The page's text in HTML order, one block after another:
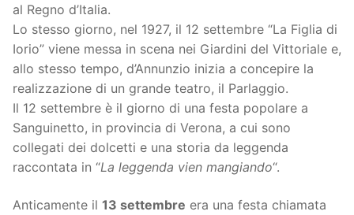
al Regno d’Italia.
Lo stesso giorno, nel 1927, il 12 settembre “La Figlia di
Iorio” viene messa in scena nei Giardini del Vittoriale e,
allo stesso tempo, d’Annunzio inizia a concepire la
realizzazione di un grande teatro, il Parlaggio.
Il 12 settembre è il giorno di una festa popolare a
Sanguinetto, in provincia di Verona, a cui sono
collegati dei dolcetti e una storia da leggenda
raccontata in “La leggenda vien mangiando“.
Anticamente il 13 settembre era una festa chiamata